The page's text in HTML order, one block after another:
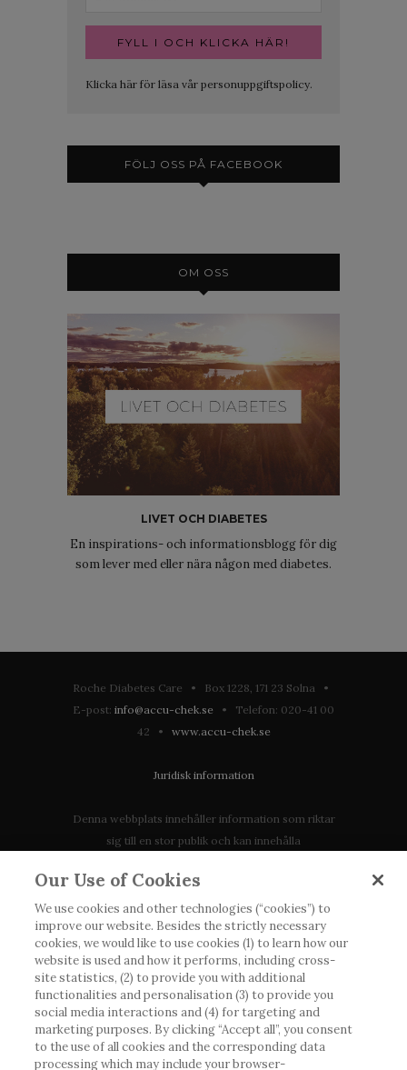
Klicka här för läsa vår personuppgiftspolicy.
FÖLJ OSS PÅ FACEBOOK
OM OSS
LIVET OCH DIABETES
En inspirations- och informationsblogg för dig
som lever med eller nära någon med diabetes.
Roche Diabetes Care • Box 1228, 171 23 Solna •
E-post: info@accu-chek.se • Telefon: 020-41 00
42 • www.accu-chek.se
Juridisk information
Denna webbplats innehåller information som riktar
sig till en stor publik och kan innehålla
tillgänglig eller giltig i ditt land. Vänligen observera
att vi inte tar något ansvar för information som
eventuellt inte uppfyller någon gällande rättslig
process, förordning, registrering eller användning i
landet där du bor.
Roche har inte alltid möjlighet att kvalitetssäkra
andras inlägg, men kommer att ta bort vilseledande
eller olämpliga inlägg i möjligaste mån. Vi har inget
Our Use of Cookies
We use cookies and other technologies (“cookies”) to
improve our website. Besides the strictly necessary
cookies, we would like to use cookies (1) to learn how our
website is used and how it performs, including cross-
site statistics, (2) to provide you with additional
functionalities and personalisation (3) to provide you
social media interactions and (4) for targeting and
marketing purposes. By clicking “Accept all”, you consent
to the use of all cookies and the corresponding data
processing which may include your browser-